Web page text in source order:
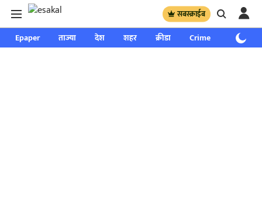
सबस्क्राईब
Epaper ताज्या देश शहर क्रीडा Crime साप्ताहिक